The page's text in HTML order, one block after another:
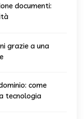
documenti:
grazie a una
come
tecnologia